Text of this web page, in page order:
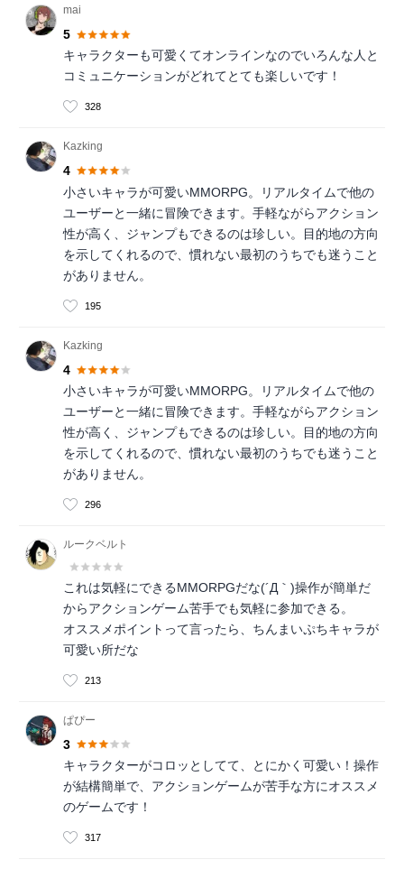
mai
5
キャラクターも可愛くてオンラインなのでいろんな人と
コミュニケーションがどれてとても楽しいです！
328
Kazking
4
小さいキャラが可愛いMMORPG。リアルタイムで他の
ユーザーと一緒に冒険できます。手軽ながらアクション
性が高く、ジャンプもできるのは珍しい。目的地の方向
を示してくれるので、慣れない最初のうちでも迷うこと
がありません。
195
Kazking
4
小さいキャラが可愛いMMORPG。リアルタイムで他の
ユーザーと一緒に冒険できます。手軽ながらアクション
性が高く、ジャンプもできるのは珍しい。目的地の方向
を示してくれるので、慣れない最初のうちでも迷うこと
がありません。
296
ルークベルト
これは気軽にできるMMORPGだな(´Д｀)操作が簡単だ
からアクションゲーム苦手でも気軽に参加できる。
オススメポイントって言ったら、ちんまいぷちキャラが
可愛い所だな
213
ぱぴー
3
キャラクターがコロッとしてて、とにかく可愛い！操作
が結構簡単で、アクションゲームが苦手な方にオススメ
のゲームです！
317